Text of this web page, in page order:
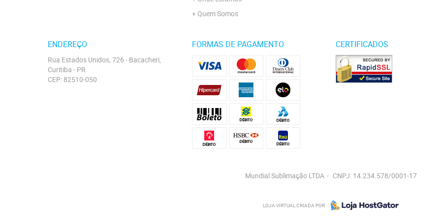
Quem Somos
ENDEREÇO
Rua Estados Unidos, 726 - Bacacheri,
Curitiba - PR
CEP: 82510-050
FORMAS DE PAGAMENTO CERTIFICADOS
Mundial Sublimação LTDA CNPJ: 14.234.578/0001-17
LOJA VIRTUAL CRIADA POR